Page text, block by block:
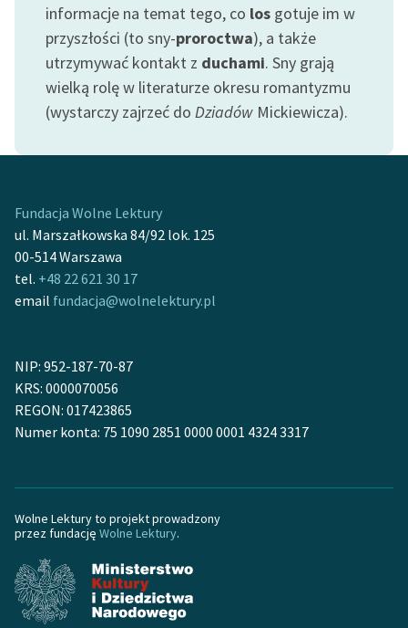
informacje na temat tego, co los gotuje im w
przyszłości (to sny-proroctwa), a także
utrzymywać kontakt z duchami. Sny grają
wielką rolę w literaturze okresu romantyzmu
(wystarczy zajrzeć do Dziadów Mickiewicza).
Fundacja Wolne Lektury
ul. Marszałkowska 84/92 lok. 125
00-514 Warszawa
tel. +48 22 621 30 17
email fundacja@wolnelektury.pl
NIP: 952-187-70-87
KRS: 0000070056
REGON: 017423865
Numer konta: 75 1090 2851 0000 0001 4324 3317
Wolne Lektury to projekt prowadzony
przez fundację Wolne Lektury.